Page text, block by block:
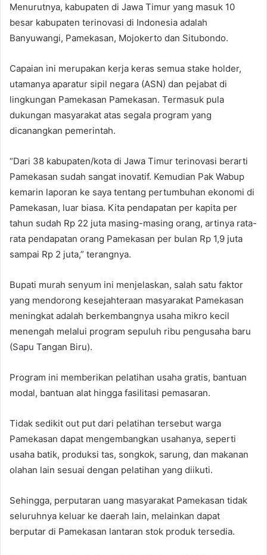
Menurutnya, kabupaten di Jawa Timur yang masuk 10
besar kabupaten terinovasi di Indonesia adalah
Banyuwangi, Pamekasan, Mojokerto dan Situbondo.
Capaian ini merupakan kerja keras semua stake holder,
utamanya aparatur sipil negara (ASN) dan pejabat di
lingkungan Pamekasan Pamekasan. Termasuk pula
dukungan masyarakat atas segala program yang
dicanangkan pemerintah.
“Dari 38 kabupaten/kota di Jawa Timur terinovasi berarti
Pamekasan sudah sangat inovatif. Kemudian Pak Wabup
kemarin laporan ke saya tentang pertumbuhan ekonomi di
Pamekasan, luar biasa. Kita pendapatan per kapita per
tahun sudah Rp 22 juta masing-masing orang, artinya rata-
rata pendapatan orang Pamekasan per bulan Rp 1,9 juta
sampai Rp 2 juta,” terangnya.
Bupati murah senyum ini menjelaskan, salah satu faktor
yang mendorong kesejahteraan masyarakat Pamekasan
meningkat adalah berkembangnya usaha mikro kecil
menengah melalui program sepuluh ribu pengusaha baru
(Sapu Tangan Biru).
Program ini memberikan pelatihan usaha gratis, bantuan
modal, bantuan alat hingga fasilitasi pemasaran.
Tidak sedikit out put dari pelatihan tersebut warga
Pamekasan dapat mengembangkan usahanya, seperti
usaha batik, produksi tas, songkok, sarung, dan makanan
olahan lain sesuai dengan pelatihan yang diikuti.
Sehingga, perputaran uang masyarakat Pamekasan tidak
seluruhnya keluar ke daerah lain, melainkan dapat
berputar di Pamekasan lantaran stok produk tersedia.